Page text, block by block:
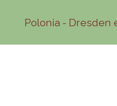
Polonia - Dresden